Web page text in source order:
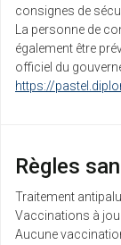
consignes de
La personne de
également être
officiel du
https://
Règles
Traitement
Vaccinations à
Aucune